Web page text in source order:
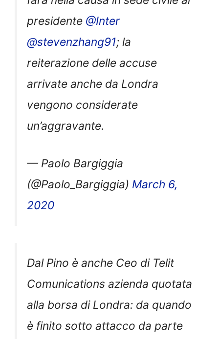
presidente @Inter
@stevenzhang91; la
reiterazione delle accuse
arrivate anche da Londra
vengono considerate
un’aggravante.
— Paolo Bargiggia
(@Paolo_Bargiggia) March 6,
2020
Dal Pino è anche Ceo di Telit
Comunications azienda quotata
alla borsa di Londra: da quando
è finito sotto attacco da parte